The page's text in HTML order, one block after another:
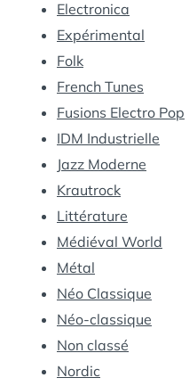
Electronica
Expérimental
Folk
French Tunes
Fusions Electro Pop
IDM Industrielle
Jazz Moderne
Krautrock
Littérature
Médiéval World
Métal
Néo Classique
Néo-classique
Non classé
Nordic